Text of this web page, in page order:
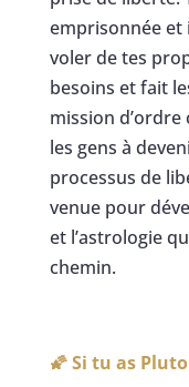
emprisonnée
voler de tes
besoins et fait
mission d’ordre
les gens à
processus de
venue pour
et l’astrologie
chemin.
🌠 Si tu as